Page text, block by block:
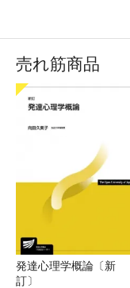
売れ筋商品
発達心理学概論〔新
訂〕